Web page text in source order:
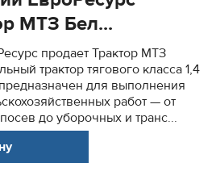
МТЗ Бел...
продает Трактор МТЗ
трактор тягового класса 1,4
для выполнения
работ — от
до уборочных и транс...